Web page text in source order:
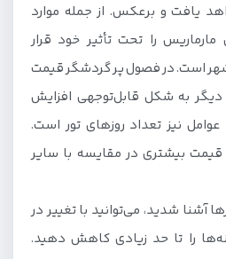
یافت و برعکس. از جمله موارد
را تحت ‌تأثیر خود قرار
است. در فصول پر گردشگر قیمت
به شکل قابل‌توجهی افزایش
نیز تعداد روزهای تور است.
بیشتری در مقایسه با سایر
آشنا شدید، می‌توانید با تغییر در
را تا حد زیادی کاهش دهید.